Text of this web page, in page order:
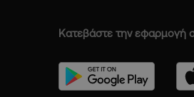
Κατεβάστε την εφαρμογή